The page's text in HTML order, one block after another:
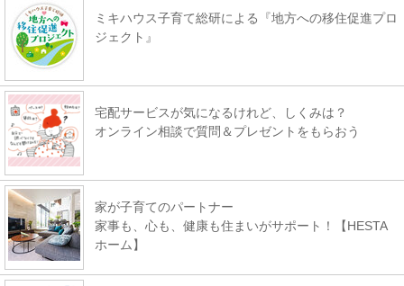
ミキハウス子育て総研による『地方への移住促進プロ
ジェクト』
宅配サービスが気になるけれど、しくみは？
オンライン相談で質問＆プレゼントをもらおう
家が子育てのパートナー
家事も、心も、健康も住まいがサポート！【HESTA
ホーム】